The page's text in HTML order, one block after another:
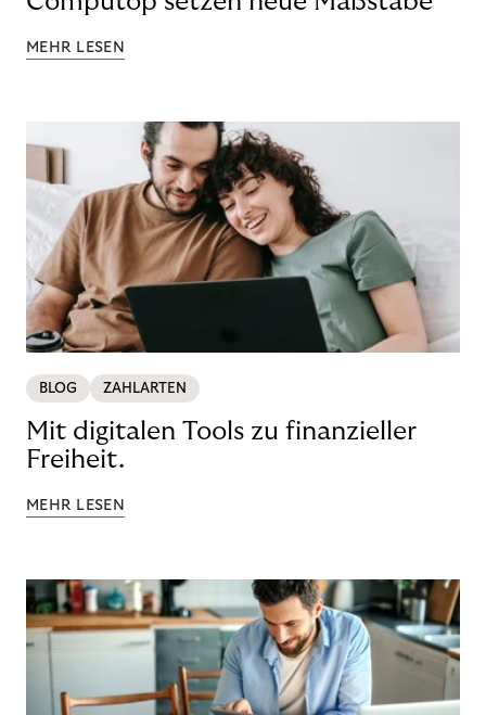
MEHR LESEN
BLOG ZAHLARTEN
Mit digitalen Tools zu finanzieller
Freiheit.
MEHR LESEN